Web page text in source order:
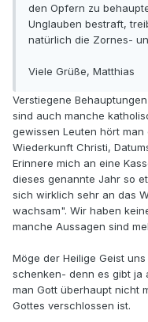
den Opfern zu
Unglauben bestraft,
natürlich die Zornes-
Viele Grüße, Matthias
Verstiegene
sind auch manche
gewissen Leuten hört
Wiederkunft Christi,
Erinnere mich an eine
dieses genannte Jahr so
sich wirklich sehr an das
wachsam". Wir haben
manche Aussagen sind
Möge der Heilige Geist
schenken- denn es gibt ja
man Gott überhaupt nicht
Gottes verschlossen ist.